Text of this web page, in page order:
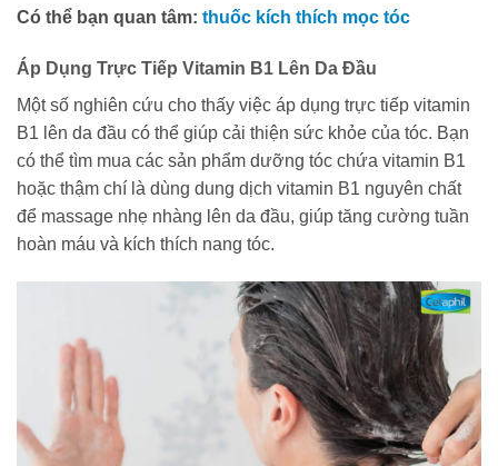
Có thể bạn quan tâm: thuốc kích thích mọc tóc
Áp Dụng Trực Tiếp Vitamin B1 Lên Da Đầu
Một số nghiên cứu cho thấy việc áp dụng trực tiếp vitamin
B1 lên da đầu có thể giúp cải thiện sức khỏe của tóc. Bạn
có thể tìm mua các sản phẩm dưỡng tóc chứa vitamin B1
hoặc thậm chí là dùng dung dịch vitamin B1 nguyên chất
để massage nhẹ nhàng lên da đầu, giúp tăng cường tuần
hoàn máu và kích thích nang tóc.